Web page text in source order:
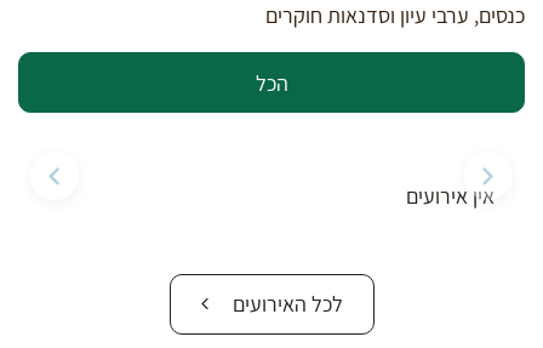
כנסים, ערבי עיון וסדנאות חוקרים
הכל
אין אירועים
לכל האירועים